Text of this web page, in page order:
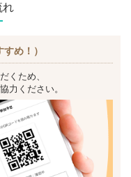
れ
め！）
くため、
力ください。